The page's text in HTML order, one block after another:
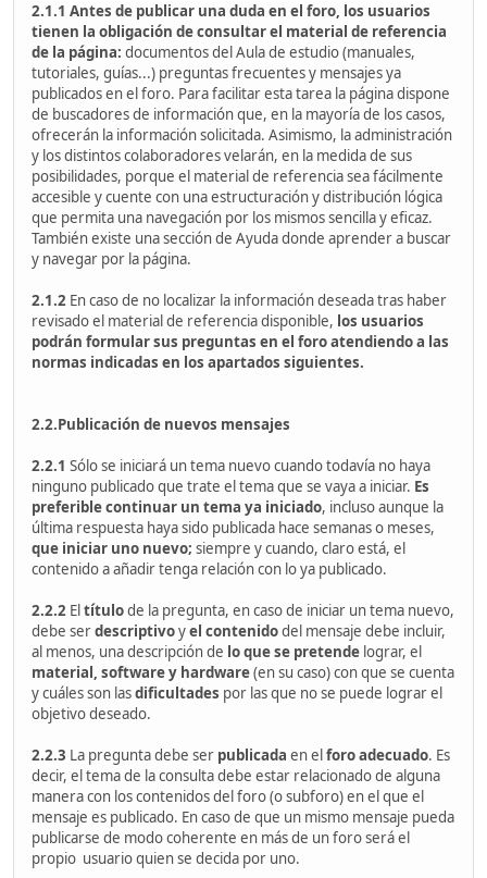
2.1.1 Antes de publicar una duda en el foro, los usuarios
tienen la obligación de consultar el material de referencia
de la página: documentos del Aula de estudio (manuales,
tutoriales, guías...) preguntas frecuentes y mensajes ya
publicados en el foro. Para facilitar esta tarea la página dispone
de buscadores de información que, en la mayoría de los casos,
ofrecerán la información solicitada. Asimismo, la administración
y los distintos colaboradores velarán, en la medida de sus
posibilidades, porque el material de referencia sea fácilmente
accesible y cuente con una estructuración y distribución lógica
que permita una navegación por los mismos sencilla y eficaz.
También existe una sección de Ayuda donde aprender a buscar
y navegar por la página.
2.1.2 En caso de no localizar la información deseada tras haber
revisado el material de referencia disponible, los usuarios
podrán formular sus preguntas en el foro atendiendo a las
normas indicadas en los apartados siguientes.
2.2.Publicación de nuevos mensajes
2.2.1 Sólo se iniciará un tema nuevo cuando todavía no haya
ninguno publicado que trate el tema que se vaya a iniciar. Es
preferible continuar un tema ya iniciado, incluso aunque la
última respuesta haya sido publicada hace semanas o meses,
que iniciar uno nuevo; siempre y cuando, claro está, el
contenido a añadir tenga relación con lo ya publicado.
2.2.2 El títulode la pregunta, en caso de iniciar un tema nuevo,
debe serdescriptivoyel contenidodel mensaje debe incluir,
al menos, una descripción de lo que se pretende lograr, el
material, software y hardware(en su caso) con que se cuenta
y cuáles son lasdificultades por las que no se puede lograr el
objetivo deseado.
2.2.3 La pregunta debe ser publicada en el foro adecuado. Es
decir, el tema de la consulta debe estar relacionado de alguna
manera con los contenidos del foro (o subforo) en el que el
mensaje es publicado. En caso de que un mismo mensaje pueda
publicarse de modo coherente en más de un foro será el
propio usuario quien se decida por uno.